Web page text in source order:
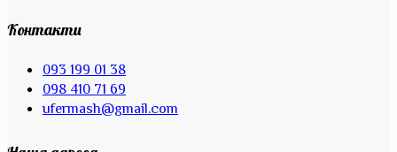
Контакти
093 199 01 38
098 410 71 69
ufermash@gmail.com